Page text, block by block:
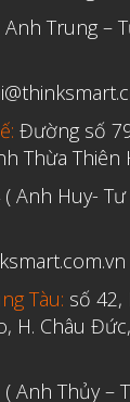
Trung –
Đường số
Thừa Thiên
Anh Huy-
Tàu: số 42,
H. Châu
Anh Thủy –